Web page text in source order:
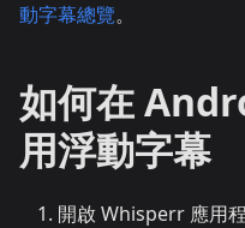
動字幕總覽。
如何在
用浮動字幕
開啟 Whisperr 應用